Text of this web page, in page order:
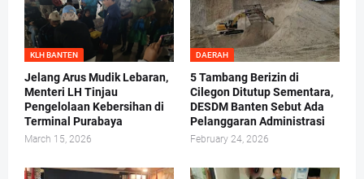
KLH BANTEN
Jelang Arus Mudik Lebaran,
Menteri LH Tinjau
Pengelolaan Kebersihan di
Terminal Purabaya
March 15, 2026
DAERAH
5 Tambang Berizin di
Cilegon Ditutup Sementara,
DESDM Banten Sebut Ada
Pelanggaran Administrasi
February 24, 2026